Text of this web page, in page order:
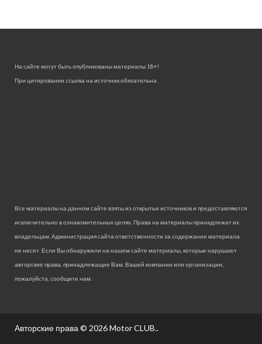
На сайте могут быть опубликованы материалы 18+!
При цитировании ссылка на источник обязательна.
Все материалы на данном сайте взяты из открытых источников и предоставляются
исключительно в ознакомительных целях. Права на материалы принадлежат их
владельцам. Администрация сайта ответственности за содержание материала
не несет. Если Вы обнаружили на нашем сайте материалы, которые нарушают
авторские права, принадлежащие Вам, Вашей компании или организации,
пожалуйста, сообщите нам.
Авторские права © 2026Motor CLUB..